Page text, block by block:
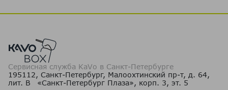
Сервисная служба KaVo в Санкт-Петербурге
195112, Санкт-Петербург, Малоохтинский пр-т, д. 64,
лит. В «Санкт-Петербург Плаза», корп. 3, эт. 5